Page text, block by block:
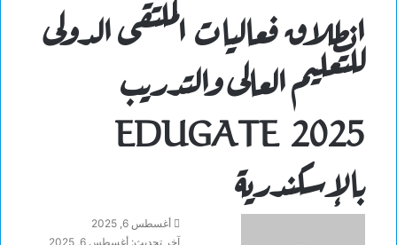
انطلاق فعاليات الملتقى الدولى
للتعليم العالى والتدريب
EDUGATE 2025
بالإسكندرية
أغسطس 6, 2025
آخر تحديث: أغسطس 6, 2025